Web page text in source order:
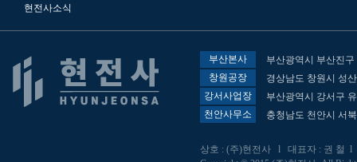
현전사소식
부산본사
부산광역시 부산진
창원공장
경상남도 창원시 성
강서사업장
부산광역시 강서구
천안사무소
충청남도 천안시 서
상호 : (주)현전사 l 대표자 : 권 철 l